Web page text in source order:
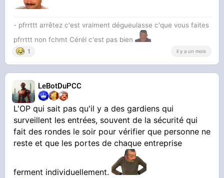
- pfrrttt arrêtez c'est vraiment dégueulasse c'que vous faites
pfrrttt non fchmt Cérél c'est pas bien
1 il y a un mois
LeBotDuPCC
L'OP qui sait pas qu'il y a des gardiens qui
surveillent les entrées, souvent de la sécurité qui
fait des rondes le soir pour vérifier que personne ne
reste et que les portes de chaque entreprise
ferment individuellement.